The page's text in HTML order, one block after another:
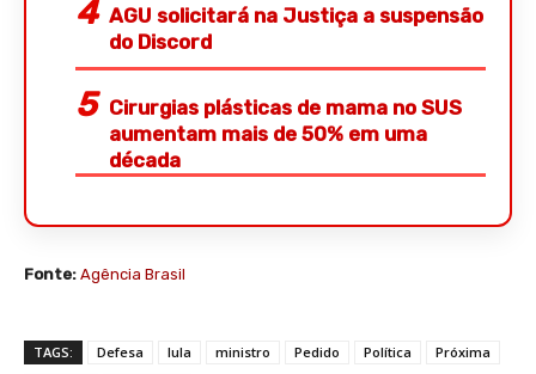
AGU solicitará na Justiça a suspensão
do Discord
Cirurgias plásticas de mama no SUS
aumentam mais de 50% em uma
década
Fonte: Agência Brasil
TAGS: Defesa lula ministro Pedido Política
Próxima